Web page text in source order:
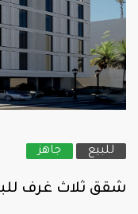
للبيع جاهز
شقق ثلاث غرف